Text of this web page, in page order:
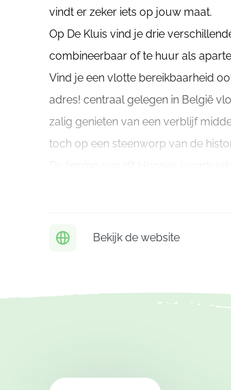
vindt er zeker iets op jouw maat.
Op De Kluis vind je drie
combineerbaar of te huur als
Vind je een vlotte bereikbaarheid
adres! centraal gelegen in België
zalig genieten van een verblijf
toch op een steenworp van de
maak je zelf zo intens als je wil.
activiteiten. Met zicht op de
Bekijk de website